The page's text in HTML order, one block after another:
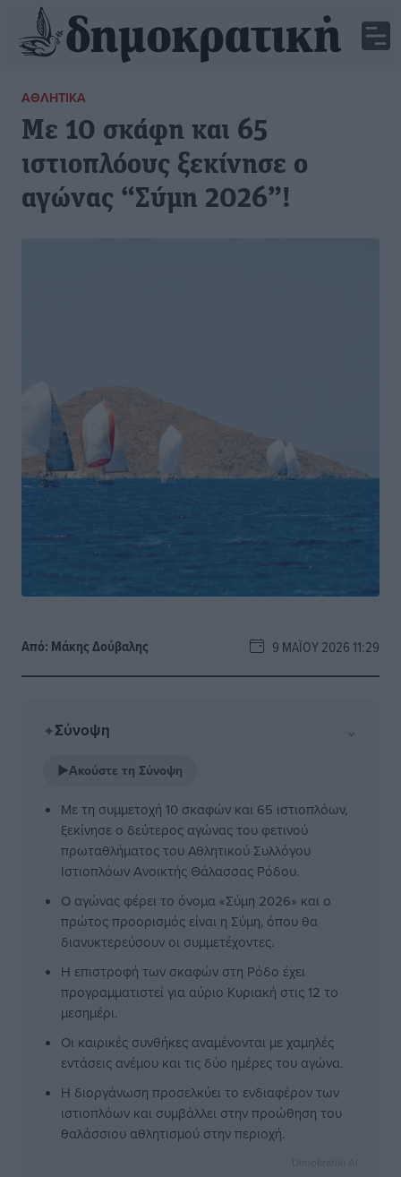
ΑΘΛΗΤΙΚΆ
Με 10 σκάφη και 65
ιστιοπλόους ξεκίνησε ο
αγώνας “Σύμη 2026”!
Από: Μάκης Δούβαλης 9 ΜΑΪ́ΟΥ 2026 11:29
✦Σύνοψη ⌄
▶Ακούστε τη Σύνοψη
Με τη συμμετοχή 10 σκαφών και 65 ιστιοπλόων,
ξεκίνησε ο δεύτερος αγώνας του φετινού
πρωταθλήματος του Αθλητικού Συλλόγου
Ιστιοπλόων Ανοικτής Θάλασσας Ρόδου.
Ο αγώνας φέρει το όνομα «Σύμη 2026» και ο
πρώτος προορισμός είναι η Σύμη, όπου θα
διανυκτερεύσουν οι συμμετέχοντες.
Η επιστροφή των σκαφών στη Ρόδο έχει
προγραμματιστεί για αύριο Κυριακή στις 12 το
μεσημέρι.
Οι καιρικές συνθήκες αναμένονται με χαμηλές
εντάσεις ανέμου και τις δύο ημέρες του αγώνα.
Η διοργάνωση προσελκύει το ενδιαφέρον των
ιστιοπλόων και συμβάλλει στην προώθηση του
θαλάσσιου αθλητισμού στην περιοχή.